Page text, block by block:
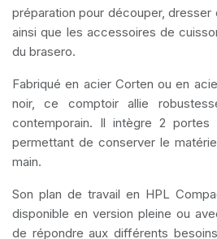
préparation pour découper, dresser
ainsi que les accessoires de
du brasero.
Fabriqué en acier Corten ou en
noir, ce comptoir allie
contemporain. Il intègre 2 portes
permettant de conserver le
main.
Son plan de travail en HPL
disponible en version pleine ou
de répondre aux différents